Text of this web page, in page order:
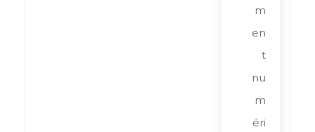
m
en
t
nu
m
éri